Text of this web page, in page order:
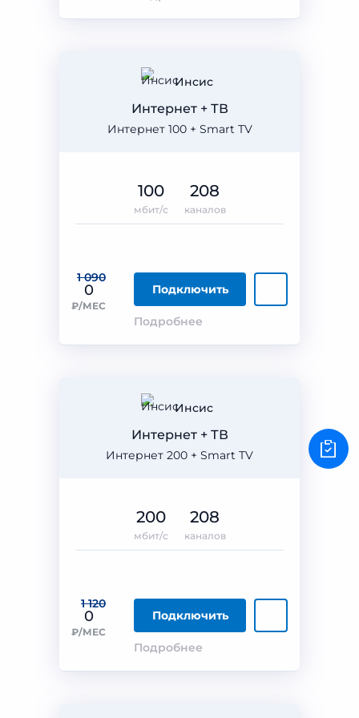
Инсис
Интернет 100 + Smart TV
Интернет + ТВ
1 090
0
₽/МЕС
Подключить
Подробнее
100
мбит/с
208
каналов
Инсис
Интернет 200 + Smart TV
Интернет + ТВ
1 120
0
₽/МЕС
Подключить
Подробнее
200
мбит/с
208
каналов